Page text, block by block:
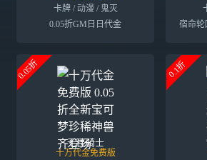
卡牌 / 动漫 / 鬼灭
0.05折GM日日代金
宿命轮
0.05折
无畏骑士
十万代金免费版
0.1折